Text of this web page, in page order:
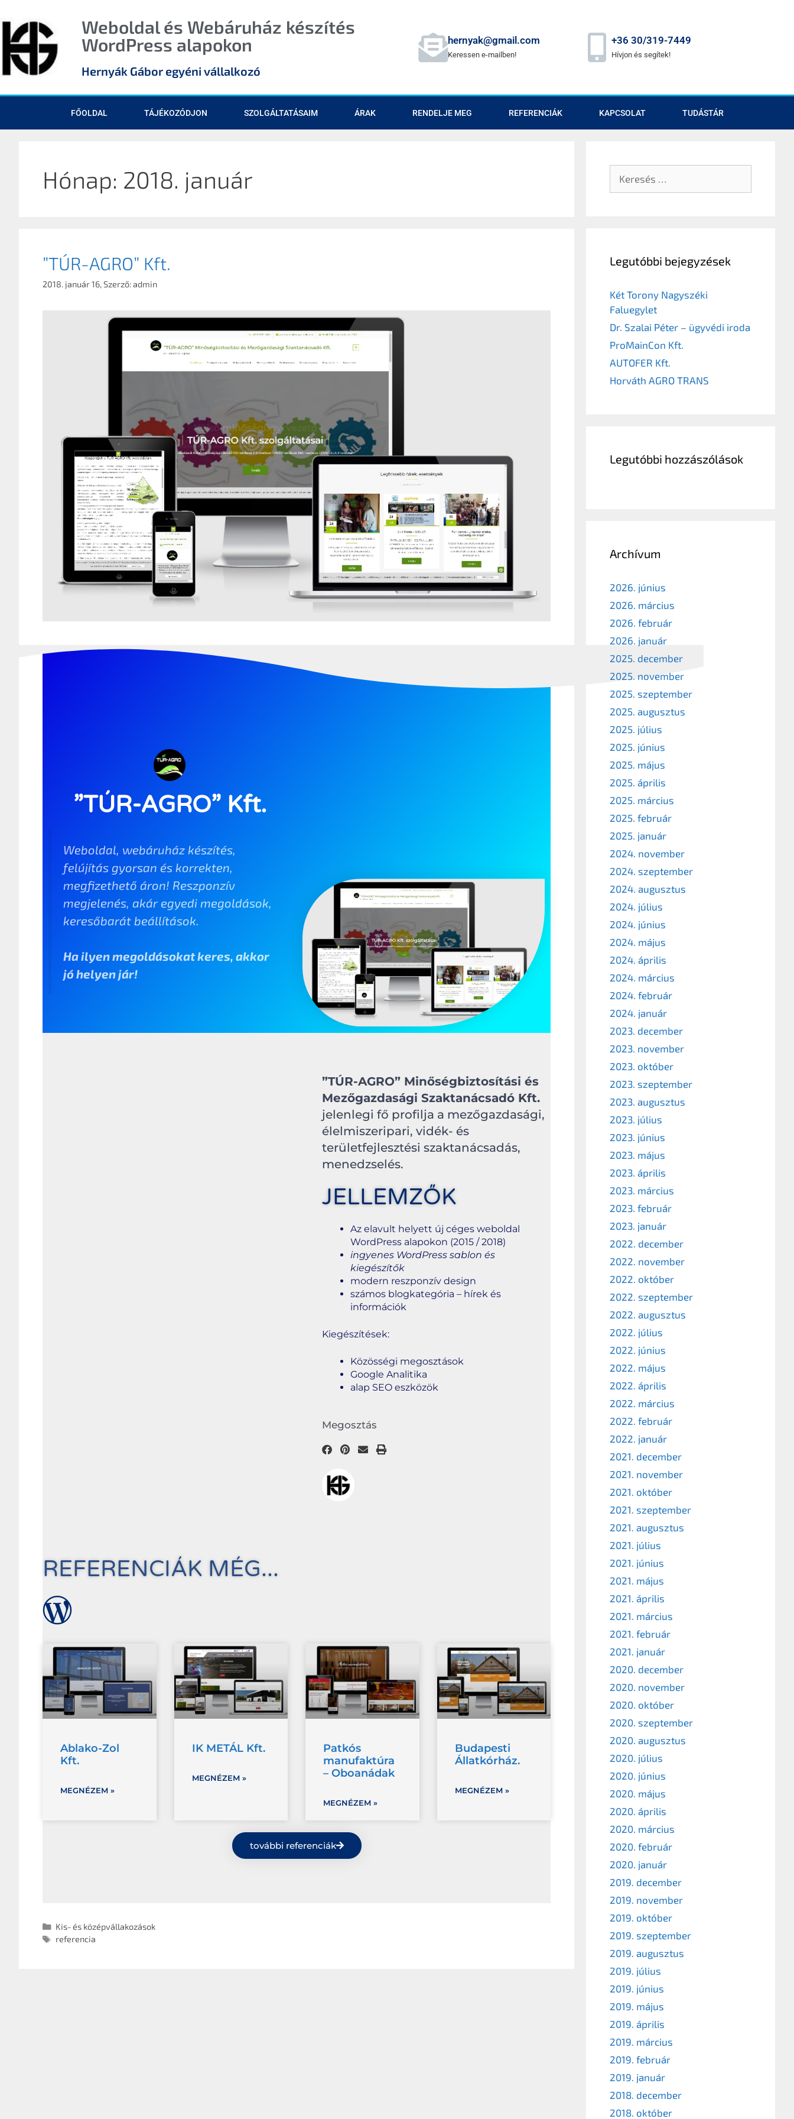
Weboldal és Webáruház készítés
WordPress alapokon
Hernyák Gábor egyéni vállalkozó
hernyak@gmail.com
Keressen e-mailben!
+36 30/319-7449
Hívjon és segítek!
FŐOLDAL TÁJÉKOZÓDJON SZOLGÁLTATÁSAIM ÁRAK RENDELJE MEG REFERENCIÁK KAPCSOLAT TUDÁSTÁR
Hónap: 2018. január
”TÚR-AGRO” Kft.
2018. január 16,Szerző:admin
”TÚR-AGRO” Kft.
Weboldal, webáruház készítés,
felújítás gyorsan és korrekten,
megfizethető áron! Reszponzív
megjelenés, akár egyedi megoldások,
keresőbarát beállítások.
Ha ilyen megoldásokat keres, akkor
jó helyen jár!
”TÚR-AGRO” Minőségbiztosítási és
Mezőgazdasági Szaktanácsadó Kft.
jelenlegi fő profilja a mezőgazdasági,
élelmiszeripari, vidék- és
területfejlesztési szaktanácsadás,
menedzselés.
JELLEMZŐK
Az elavult helyett új céges weboldal
WordPress alapokon (2015 / 2018)
ingyenes WordPress sablon és
kiegészítők
modern reszponzív design
számos blogkategória – hírek és
információk
Kiegészítések:
Közösségi megosztások
Google Analitika
alap SEO eszközök
Megosztás
REFERENCIÁK MÉG...
Ablako-Zol
Kft.
MEGNÉZEM »
IK METÁL Kft.
MEGNÉZEM »
Patkós
manufaktúra
– Oboanádak
MEGNÉZEM »
Budapesti
Állatkórház.
MEGNÉZEM »
további referenciák
Kis- és középvállakozások
referencia
Legutóbbi bejegyzések
Két Torony Nagyszéki
Faluegylet
Dr. Szalai Péter – ügyvédi iroda
ProMainCon Kft.
AUTOFER Kft.
Horváth AGRO TRANS
Legutóbbi hozzászólások
Archívum
2026. június
2026. március
2026. február
2026. január
2025. december
2025. november
2025. szeptember
2025. augusztus
2025. július
2025. június
2025. május
2025. április
2025. március
2025. február
2025. január
2024. november
2024. szeptember
2024. augusztus
2024. július
2024. június
2024. május
2024. április
2024. március
2024. február
2024. január
2023. december
2023. november
2023. október
2023. szeptember
2023. augusztus
2023. július
2023. június
2023. május
2023. április
2023. március
2023. február
2023. január
2022. december
2022. november
2022. október
2022. szeptember
2022. augusztus
2022. július
2022. június
2022. május
2022. április
2022. március
2022. február
2022. január
2021. december
2021. november
2021. október
2021. szeptember
2021. augusztus
2021. július
2021. június
2021. május
2021. április
2021. március
2021. február
2021. január
2020. december
2020. november
2020. október
2020. szeptember
2020. augusztus
2020. július
2020. június
2020. május
2020. április
2020. március
2020. február
2020. január
2019. december
2019. november
2019. október
2019. szeptember
2019. augusztus
2019. július
2019. június
2019. május
2019. április
2019. március
2019. február
2019. január
2018. december
2018. október